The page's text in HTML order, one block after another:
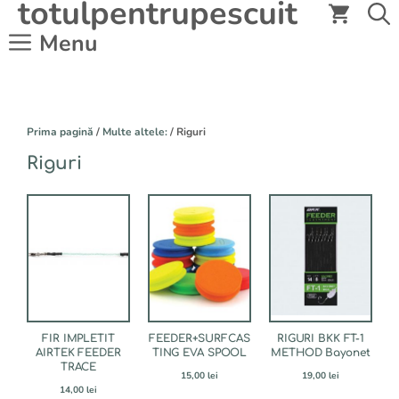
conținut
totulpentrupescuit
Menu
Prima pagină / Multe altele:/ Riguri
Riguri
FIR IMPLETIT
AIRTEK FEEDER
TRACE
14,00 lei
mai
pot
alese
FEEDER+SURFCAS
TING EVA SPOOL
15,00 lei
RIGURI BKK FT-1
METHOD Bayonet
19,00 lei
Opțiunile
pot
alese